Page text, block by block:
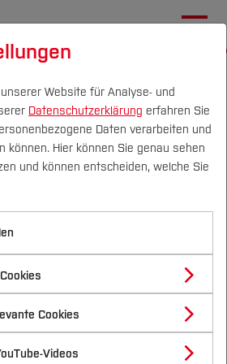
DE|EN Quicklinks
Prüfungen
Transfer
Transferprofil
(FuT)
studieren
Studieren
aufklappen
Fachbereich
Website für Analyse- und
Datenschutzerklärung erfahren Sie
Daten verarbeiten und
können. Hier können Sie genau sehen
und können entscheiden, welche Sie
Cookies
Videos